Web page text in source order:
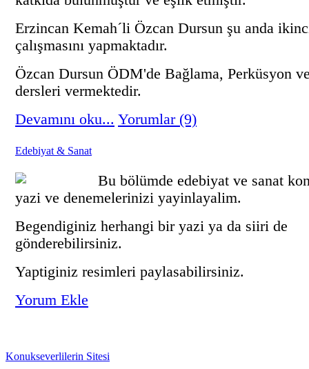
Erzincan Kemah´li Özcan Dursun şu anda
çalışmasını yapmaktadır.
Özcan Dursun ÖDM'de Bağlama, Perküsyon
dersleri vermektedir.
Devamını oku... Yorumlar (9)
Edebiyat & Sanat
Bu bölümde edebiyat ve sanat
yazi ve denemelerinizi yayinlayalim.
Begendiginiz herhangi bir yazi ya da siiri de
gönderebilirsiniz.
Yaptiginiz resimleri paylasabilirsiniz.
Yorum Ekle
Konukseverlilerin Sitesi